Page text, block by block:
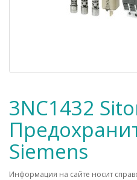
3NC1432
Siemens
Информация на сайте носит